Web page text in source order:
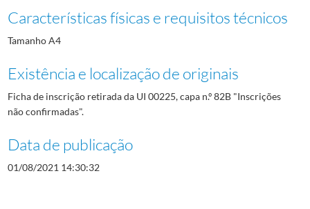
Características físicas e requisitos técnicos
Tamanho A4
Existência e localização de originais
Ficha de inscrição retirada da UI 00225, capa n.º 82B "Inscrições
não confirmadas".
Data de publicação
01/08/2021 14:30:32